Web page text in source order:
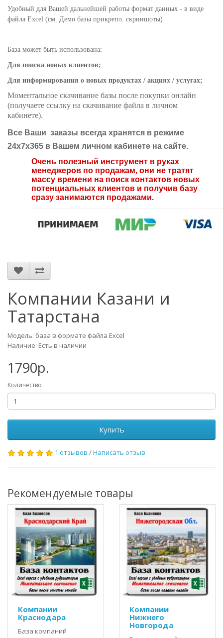
Удобный для Вашей дальнейшей работы формат данных - в виде
файла Excel (см. Демо базы прикрепл. скриншоты)
База может быть использована:
Для поиска новых клиентов;
Для информирования о новых продуктах / акциях / услугах;
Моментальное скачивание базы после покупки онлайн
(получаете ссылку на скачивание файла в личном
кабинете).
Все Ваши заказы всегда хранятся в режиме
24х7х365 в Вашем личном кабинете на сайте.
Очень полезный инструмент в руках
менеджеров по продажам, они не тратят
массу времени на поиск контактов новых
потенциальных клиентов и получив базу
сразу занимаются продажами.
Компании Казани и
Татарстана
Модель: база в формате файла Excel
Наличие: Есть в наличии
1790р.
Количество
Купить
1 отзывов /Написать отзыв
Рекомендуемые товары
Компании
Краснодара
База компаний
Компании
Нижнего
Новгорода